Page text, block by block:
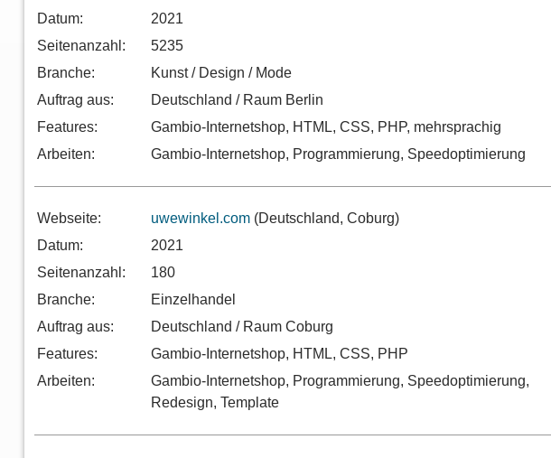
Datum:
2021
Seitenanzahl:
5235
Branche:
Kunst / Design / Mode
Auftrag aus:
Deutschland / Raum Berlin
Features:
Gambio-Internetshop, HTML, CSS, PHP, mehrsprachig
Arbeiten:
Gambio-Internetshop, Programmierung, Speedoptimierung
Webseite: uwewinkel.com (Deutschland, Coburg)
Datum:
2021
Seitenanzahl:
180
Branche:
Einzelhandel
Auftrag aus:
Deutschland / Raum Coburg
Features:
Gambio-Internetshop, HTML, CSS, PHP
Arbeiten:
Gambio-Internetshop, Programmierung, Speedoptimierung,
Redesign, Template